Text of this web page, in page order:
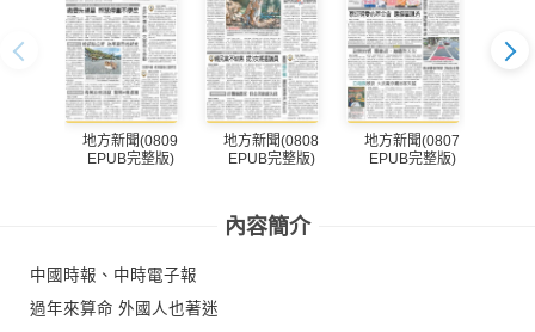
地方新聞(0809
EPUB完整版)
地方新聞(0808
EPUB完整版)
地方新聞(0807
EPUB完整版)
內容簡介
中國時報、中時電子報
過年來算命 外國人也著迷